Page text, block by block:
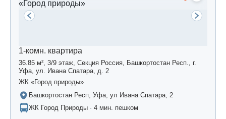
1-комн. квартира
36.85 м², 3/9 этаж, Секция Россия, Башкортостан Респ., г.
Уфа, ул. Ивана Спатара, д. 2
ЖК «Город природы»
Башкортостан Респ, Уфа, ул Ивана Спатара, 2
ЖК Город Природы · 4 мин. пешком